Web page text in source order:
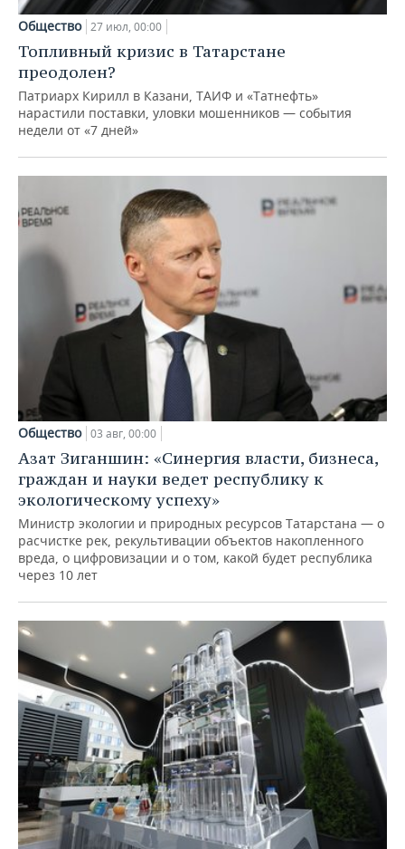
Общество 27 июл, 00:00
Топливный кризис в Татарстане
преодолен?
Патриарх Кирилл в Казани, ТАИФ и «Татнефть»
нарастили поставки, уловки мошенников — события
недели от «7 дней»
Общество 03 авг, 00:00
Азат Зиганшин: «Синергия власти, бизнеса,
граждан и науки ведет республику к
экологическому успеху»
Министр экологии и природных ресурсов Татарстана — о
расчистке рек, рекультивации объектов накопленного
вреда, о цифровизации и о том, какой будет республика
через 10 лет